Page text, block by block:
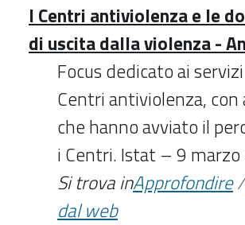
I Centri antiviolenza e le
di uscita dalla violenza -
Focus dedicato ai
Centri antiviolenza,
che hanno avviato il
i Centri. Istat – 9
Si trova inApprofondire
dal web